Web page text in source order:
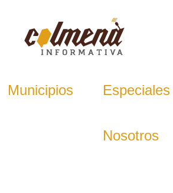
Municipios Especiales
Nosotros